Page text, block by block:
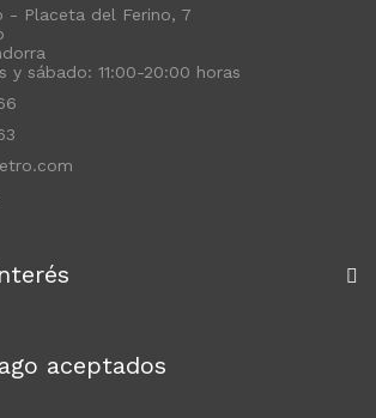
- Placeta del Ferino, 7
y sábado: 11:00-20:00 horas
aceptados